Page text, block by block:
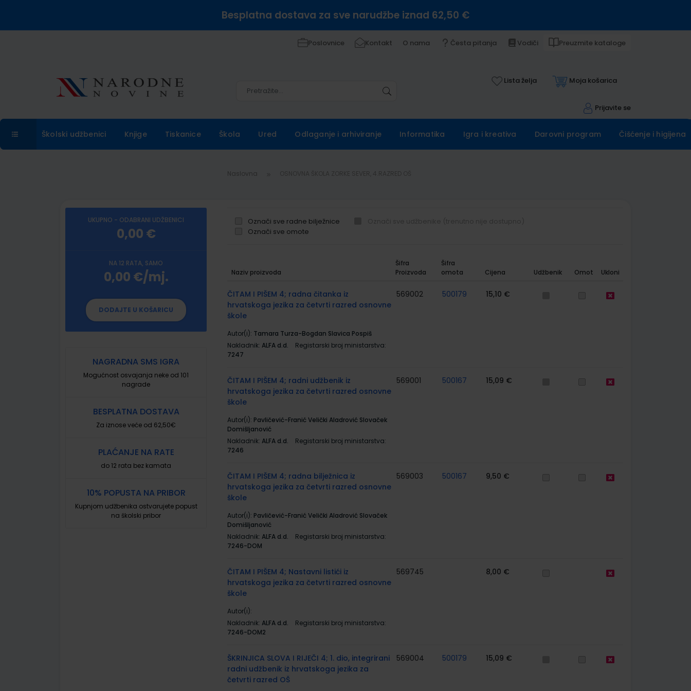
Besplatna dostava za sve narudžbe iznad 62,50 €
Poslovnice Kontakt O nama Česta pitanja Vodiči Preuzmite kataloge
Lista želja Moja košarica
Prijavite se
Školski udžbenici Knjige Tiskanice Škola Ured Odlaganje i arhiviranje Informatika Igra i kreativa Darovni program Čišćenje i higijena
Naslovna
UKUPNO - ODABRANI UDŽBENICI
0,00 €
NA 12 RATA, SAMO
0,00 €/mj.
DODAJTE U KOŠARICU
NAGRADNA SMS IGRA
Mogućnost osvajanja neke od 101
nagrade
BESPLATNA DOSTAVA
Za iznose veće od 62,50€
PLAĆANJE NA RATE
do 12 rata bez kamata
10% POPUSTA NA PRIBOR
Kupnjom udžbenika ostvarujete popust
na školski pribor
Označi sve radne bilježnice
Označi sve omote
proizvodi
Naziv proizvoda
Šifra
Proizvoda
Šifra
omota
Cijena Udžbenik Omot Ukloni
ČITAM I PIŠEM 4; radna čitanka iz
hrvatskoga jezika za četvrti razred osnovne
škole
Autor(i): Tamara Turza-Bogdan Slavica Pospiš
Nakladnik: ALFA d.d.
Registarski broj ministarstva:
7247
569002 500179 15,10 €
ČITAM I PIŠEM 4; radni udžbenik iz
hrvatskoga jezika za četvrti razred osnovne
škole
Autor(i): Pavličević-Franić Velički Aladrović Slovaček
Domišljanović
Nakladnik: ALFA d.d.
Registarski broj ministarstva:
7246
569001 500167 15,09 €
ČITAM I PIŠEM 4; radna bilježnica iz
hrvatskoga jezika za četvrti razred osnovne
škole
Autor(i): Pavličević-Franić Velički Aladrović Slovaček
Domišljanović
Nakladnik: ALFA d.d.
Registarski broj ministarstva:
7246-DOM
569003 500167 9,50 €
ČITAM I PIŠEM 4; Nastavni listići iz
hrvatskoga jezika za četvrti razred osnovne
škole
Autor(i):
Nakladnik: ALFA d.d.
Registarski broj ministarstva:
7246-DOM2
569745 8,00 €
ŠKRINJICA SLOVA I RIJEČI 4; 1. dio, integrirani
radni udžbenik iz hrvatskoga jezika za
četvrti razred OŠ
569004 500179 15,09 €